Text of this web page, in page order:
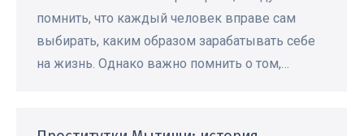
помнить, что каждый человек вправе сам
выбирать, каким образом зарабатывать себе
на жизнь. Однако важно помнить о том,…